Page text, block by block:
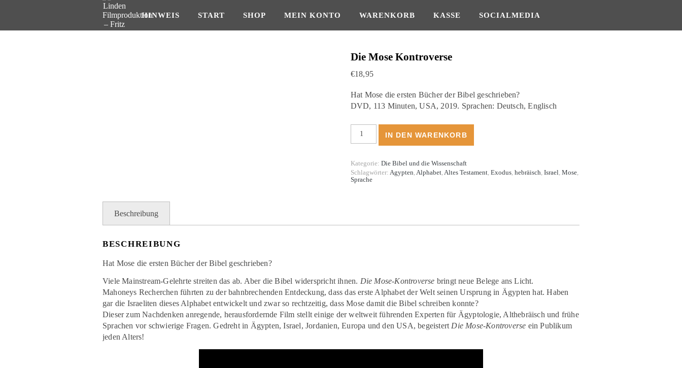
HINWEIS START SHOP MEIN KONTO WARENKORB KASSE SOCIALMEDIA
Die Mose Kontroverse
€18,95
Hat Mose die ersten Bücher der Bibel geschrieben?
DVD, 113 Minuten, USA, 2019. Sprachen: Deutsch, Englisch
IN DEN WARENKORB
Kategorie: Die Bibel und die Wissenschaft
Schlagwörter: Agypten,Alphabet,Altes Testament, Exodus, hebräisch, Israel, Mose,
Sprache
Beschreibung
BESCHREIBUNG
Hat Mose die ersten Bücher der Bibel geschrieben?
Viele Mainstream-Gelehrte streiten das ab. Aber die Bibel widerspricht ihnen. Die Mose-Kontroverse bringt neue Belege ans Licht.
Mahoneys Recherchen führten zu der bahnbrechenden Entdeckung, dass das erste Alphabet der Welt seinen Ursprung in Ägypten hat. Haben
gar die Israeliten dieses Alphabet entwickelt und zwar so rechtzeitig, dass Mose damit die Bibel schreiben konnte?
Dieser zum Nachdenken anregende, herausfordernde Film stellt einige der weltweit führenden Experten für Ägyptologie, Althebräisch und frühe
Sprachen vor schwierige Fragen. Gedreht in Ägypten, Israel, Jordanien, Europa und den USA, begeistert Die Mose-Kontroverse ein Publikum
jeden Alters!